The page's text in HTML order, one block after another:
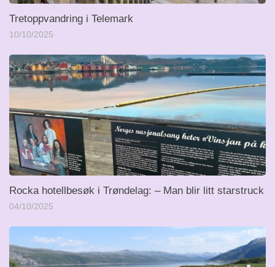
Tretoppvandring i Telemark
10/10/2025
Rocka hotellbesøk i Trøndelag: – Man blir litt starstruck
04/10/2025